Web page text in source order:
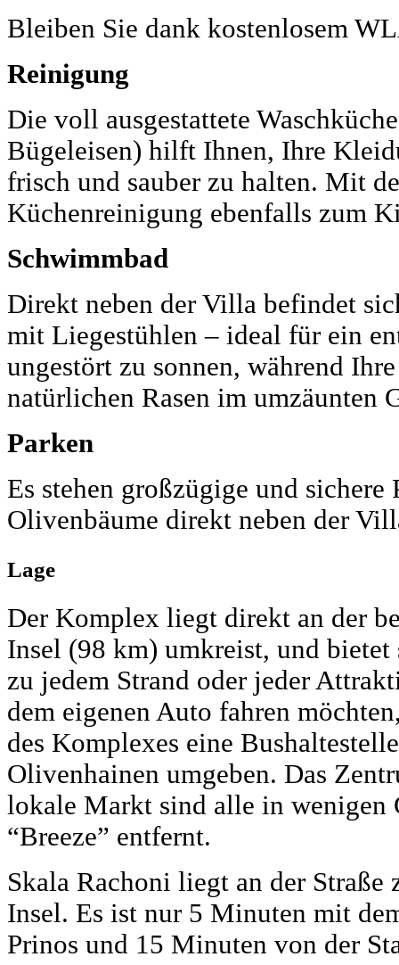
Bleiben Sie dank kostenlosem
Reinigung
Die voll ausgestattete
Bügeleisen) hilft Ihnen, Ihre
frisch und sauber zu halten. Mit
Küchenreinigung ebenfalls zum
Schwimmbad
Direkt neben der Villa befindet
mit Liegestühlen – ideal für ein
ungestört zu sonnen, während
natürlichen Rasen im umzäunten
Parken
Es stehen großzügige und
Olivenbäume direkt neben der
Lage
Der Komplex liegt direkt an der
Insel (98 km) umkreist, und
zu jedem Strand oder jeder
dem eigenen Auto fahren
des Komplexes eine
Olivenhainen umgeben. Das
lokale Markt sind alle in wenigen
“Breeze” entfernt.
Skala Rachoni liegt an der Straße
Insel. Es ist nur 5 Minuten mit
Prinos und 15 Minuten von der